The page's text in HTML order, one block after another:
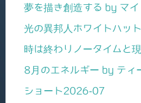
夢を描き創造する by マイ
光の異邦人ホワイトハッ
時は終わりノータイムと
8月のエネルギー by ティ
ショート2026-07